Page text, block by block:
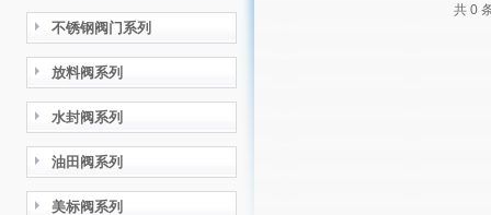
不锈钢阀门系列
放料阀系列
水封阀系列
油田阀系列
美标阀系列
共 0